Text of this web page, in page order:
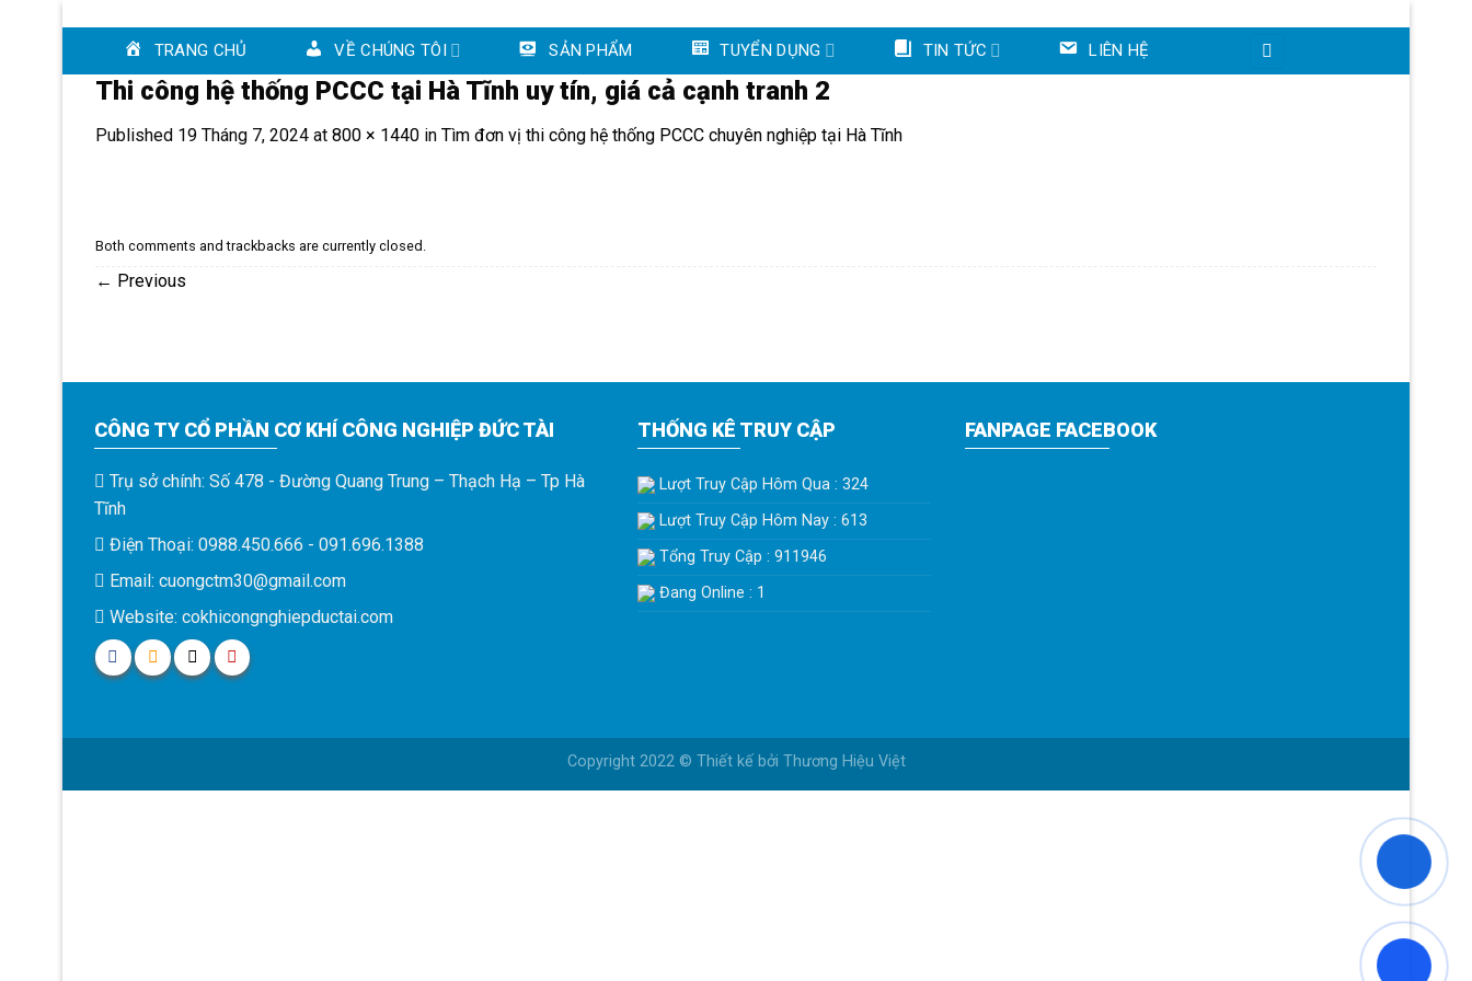
TRANG CHỦ VỀ CHÚNG TÔI SẢN PHẨM TUYỂN DỤNG TIN TỨC LIÊN HỆ
Thi công hệ thống PCCC tại Hà Tĩnh uy tín, giá cả cạnh tranh 2
Published 19 Tháng 7, 2024 at 800 × 1440 in Tìm đơn vị thi công hệ thống PCCC chuyên nghiệp tại Hà Tĩnh
Both comments and trackbacks are currently closed.
← Previous
CÔNG TY CỔ PHẦN CƠ KHÍ CÔNG NGHIỆP ĐỨC TÀI
Trụ sở chính: Số 478 - Đường Quang Trung – Thạch Hạ – Tp Hà
Tĩnh
Điện Thoại: 0988.450.666 - 091.696.1388
Email: cuongctm30@gmail.com
Website: cokhicongnghiepductai.com
THỐNG KÊ TRUY CẬP
Lượt Truy Cập Hôm Qua : 324
Lượt Truy Cập Hôm Nay : 613
Tổng Truy Cập : 911946
Đang Online : 1
FANPAGE FACEBOOK
Copyright 2022 © Thiết kế bởi Thương Hiệu Việt